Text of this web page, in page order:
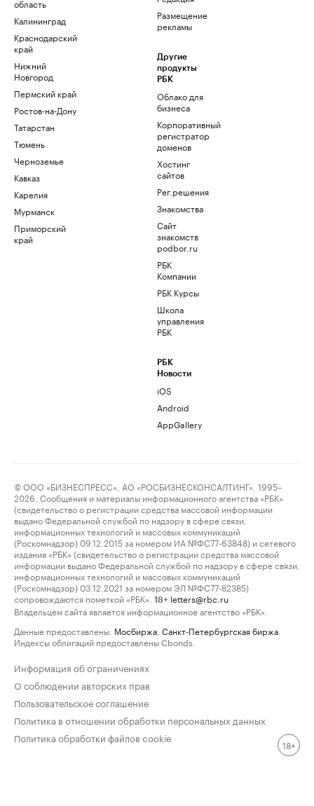
область
Калининград
Краснодарский
край
Нижний
Новгород
Пермский край
Ростов-на-Дону
Татарстан
Тюмень
Черноземье
Кавказ
Карелия
Мурманск
Приморский
край
Размещение
рекламы
Другие
продукты
РБК
Облако для
бизнеса
Корпоративный
регистратор
доменов
Хостинг
сайтов
Рег.решения
Знакомства
Сайт
знакомств
podbor.ru
РБК
Компании
РБК Курсы
Школа
управления
РБК
РБК
Новости
iOS
Android
AppGallery
© ООО «БИЗНЕСПРЕСС», АО «РОСБИЗНЕСКОНСАЛТИНГ», 1995–
2026. Сообщения и материалы информационного агентства «РБК»
(свидетельство о регистрации средства массовой информации
выдано Федеральной службой по надзору в сфере связи,
информационных технологий и массовых коммуникаций
(Роскомнадзор) 09.12.2015 за номером ИА №ФС77-63848) и сетевого
издания «РБК» (свидетельство о регистрации средства массовой
информации выдано Федеральной службой по надзору в сфере связи,
информационных технологий и массовых коммуникаций
(Роскомнадзор) 03.12.2021 за номером ЭЛ №ФС77-82385)
сопровождаются пометкой «РБК».
18+ letters@rbc.ru
Владельцем сайта является информационное агентство «РБК».
Данные предоставлены: Мосбиржа Санкт-Петербургская биржа
Индексы облигаций предоставлены Cbonds.
Информация об ограничениях
О соблюдении авторских прав
Пользовательское соглашение
Политика в отношении обработки персональных данных
Политика обработки файлов cookie
18+